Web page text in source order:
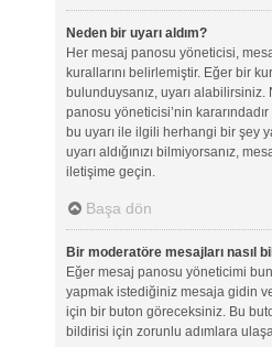
Neden bir uyarı aldım?
Her mesaj panosu yöneticisi,
kurallarını belirlemiştir. Eğer bir
bulunduysanız, uyarı alabilirsiniz.
panosu yöneticisi’nin
bu uyarı ile ilgili herhangi bir şey
uyarı aldığınızı bilmiyorsanız,
iletişime geçin.
Başa dön
Bir moderatöre mesajları nasıl
Eğer mesaj panosu yöneticimi
yapmak istediğiniz mesaja gidin
için bir buton göreceksiniz. Bu
bildirisi için zorunlu adımlara